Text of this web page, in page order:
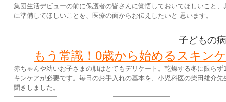
集団生活デビューの前に保護者の皆さんに覚悟しておいてほしいこと、
に準備してほしいことを、医療の面からお伝えしたいと 思います。
子どもの
もう常識！0歳から始めるスキン
赤ちゃんや幼いお子さまの肌はとてもデリケート。乾燥する冬に限らず
キンケアが必要です。毎日のお手入れの基本を、小児科医の柴田雄介先
聞きしました。